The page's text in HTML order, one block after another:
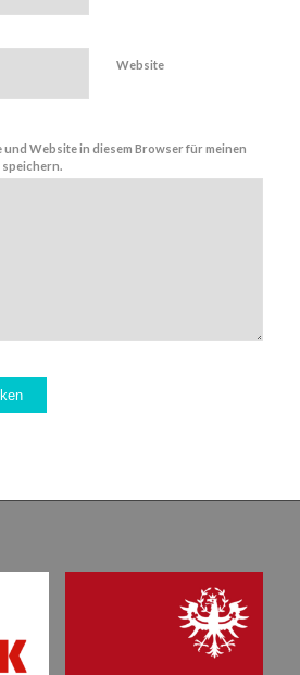
Website
und Website in diesem Browser für meinen
speichern.